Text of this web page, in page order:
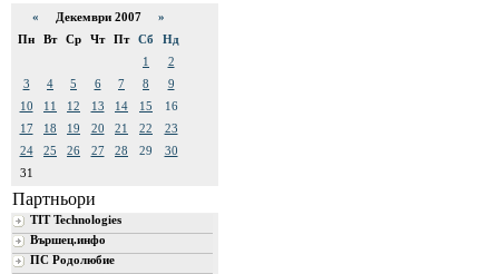
« Декември 2007 »
Пн
Вт Ср Чт Пт Сб
Нд
1
2
3
4 5 6 7 8
9
10
11 12 13 14 15
16
17
18 19 20 21 22
23
24
25 26 27 28 29
30
31
Партньори
TIT Technologies
Вършец.инфо
ПС Родолюбие